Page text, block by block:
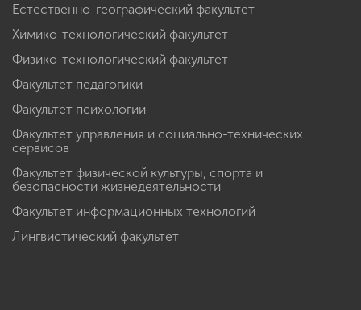
Естественно-географический факультет
Химико-технологический факультет
Физико-технологический факультет
Факультет педагогики
Факультет психологии
Факультет управления и социально-технических
сервисов
Факультет физической культуры, спорта и
безопасности жизнедеятельности
Факультет информационных технологий
Лингвистический факультет